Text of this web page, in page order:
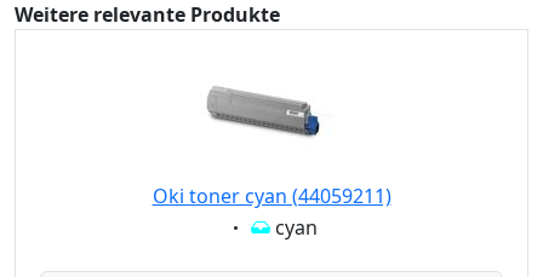
Weitere relevante Produkte
Oki toner cyan (44059211)
Eigenschaft:
cyan